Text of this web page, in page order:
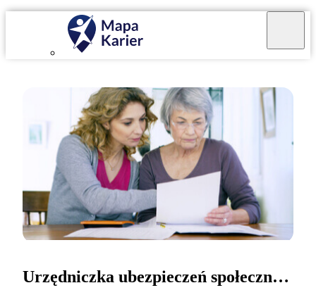
Urzędniczka ubezpieczeń społecznych